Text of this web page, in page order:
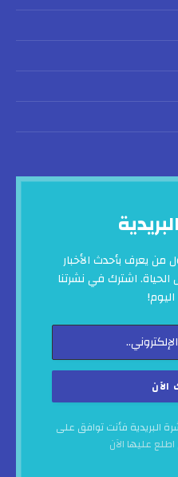
من يعرف بأحدث الأخبار
اشترك في نشرتنا
اليوم!
البريدية فأنت توافق على
اطلع عليها الآن